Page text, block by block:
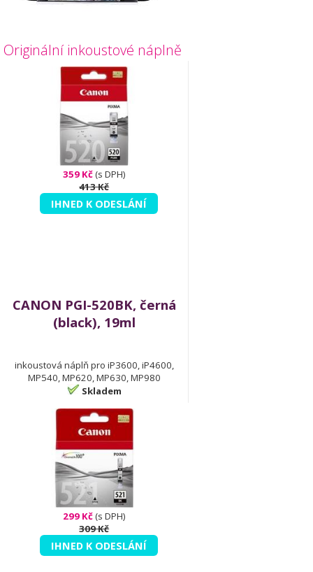
Originální inkoustové náplně
359 Kč(s DPH)
413 Kč
IHNED K ODESLÁNÍ
CANON PGI-520BK, černá
(black), 19ml
inkoustová náplň pro iP3600, iP4600,
MP540, MP620, MP630, MP980
Skladem
299 Kč(s DPH)
309 Kč
IHNED K ODESLÁNÍ